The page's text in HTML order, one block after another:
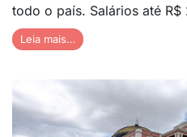
todo o país. Salários até
Leia mais…